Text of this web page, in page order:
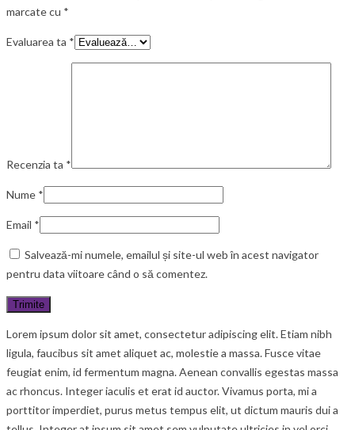
marcate cu *
Evaluarea ta *
Recenzia ta *
Nume *
Email *
Salvează-mi numele, emailul și site-ul web în acest navigator
pentru data viitoare când o să comentez.
Lorem ipsum dolor sit amet, consectetur adipiscing elit. Etiam nibh
ligula, faucibus sit amet aliquet ac, molestie a massa. Fusce vitae
feugiat enim, id fermentum magna. Aenean convallis egestas massa
ac rhoncus. Integer iaculis et erat id auctor. Vivamus porta, mi a
porttitor imperdiet, purus metus tempus elit, ut dictum mauris dui a